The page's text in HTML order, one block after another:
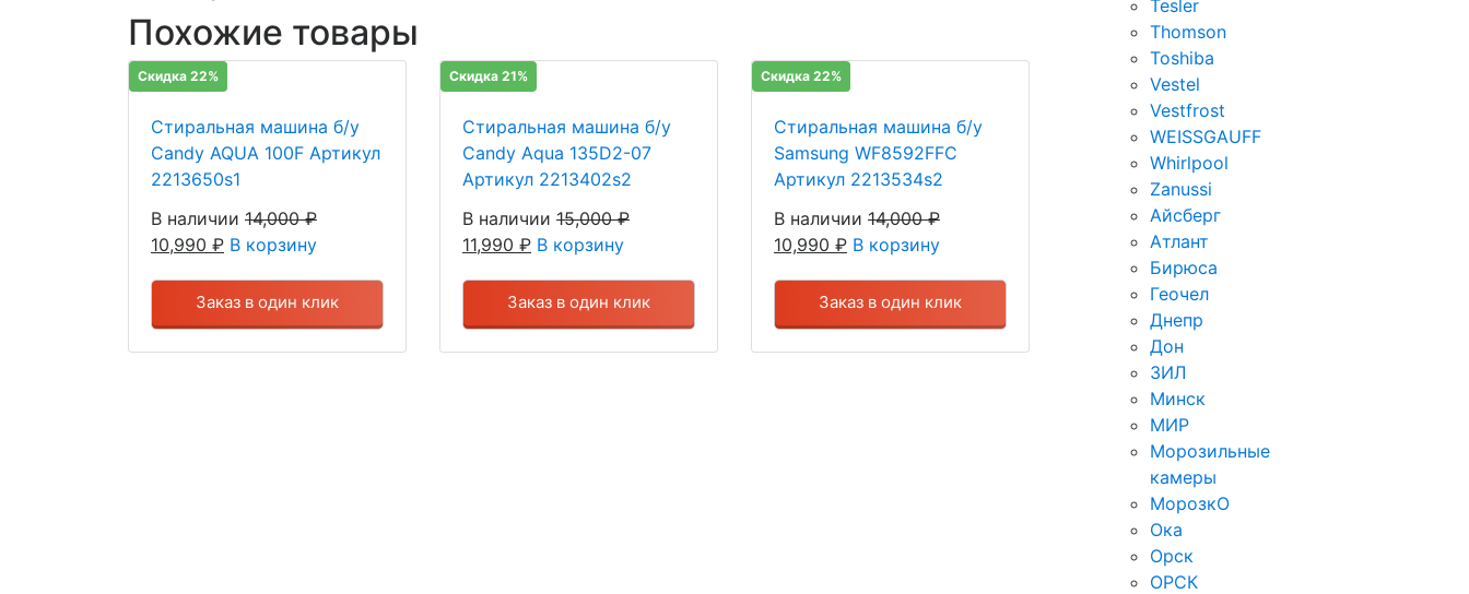
Похожие товары
Скидка 22%
Стиральная машина б/у
Candy AQUA 100F Артикул
2213650s1
В наличии 14,000₽
10,990 ₽ В корзину
Заказ в один клик
Скидка 21%
Стиральная машина б/у
Candy Aqua 135D2-07
Артикул 2213402s2
В наличии 15,000₽
11,990 ₽ В корзину
Заказ в один клик
Скидка 22%
Стиральная машина б/у
Samsung WF8592FFC
Артикул 2213534s2
В наличии 14,000₽
10,990 ₽ В корзину
Заказ в один клик
Tesler
Thomson
Toshiba
Vestel
Vestfrost
WEISSGAUFF
Whirlpool
Zanussi
Айсберг
Атлант
Бирюса
Геочел
Днепр
Дон
ЗИЛ
Минск
МИР
Морозильные
камеры
МорозкО
Ока
Орск
ОРСК